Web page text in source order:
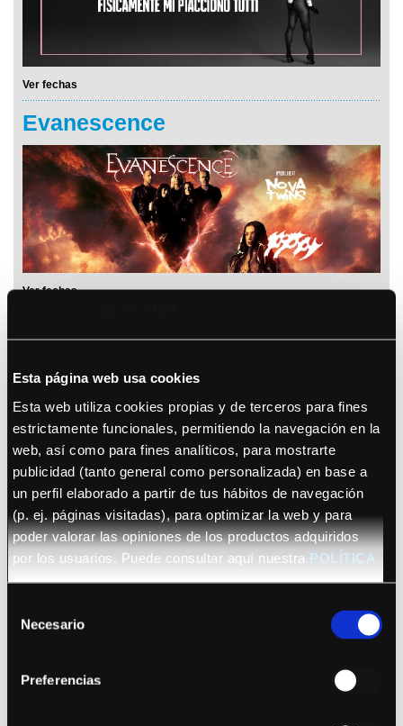
Esta página web usa cookies
Esta web utiliza cookies propias y de terceros para fines
estrictamente funcionales, permitiendo la navegación en la
web, así como para fines analíticos, para mostrarte
publicidad (tanto general como personalizada) en base a
un perfil elaborado a partir de tus hábitos de navegación
(p. ej. páginas visitadas), para optimizar la web y para
poder valorar las opiniones de los productos adquiridos
por los usuarios. Puede consultar aquí nuestra POLÍTICA
DE COOKIES
Necesario
Preferencias
Ver fechas
Evanescence
Ver fechas
22 octubre 2026 (Barcelona)
Sananda Maitreya